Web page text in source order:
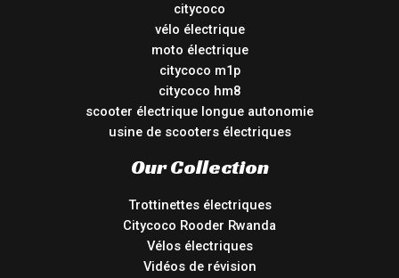
citycoco
vélo électrique
moto électrique
citycoco m1p
citycoco hm8
scooter électrique longue autonomie
usine de scooters électriques
Our Collection
Trottinettes électriques
Citycoco Rooder Rwanda
Vélos électriques
Vidéos de révision